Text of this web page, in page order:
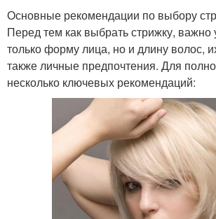
Основные рекомендации по выбору
Перед тем как выбрать стрижку, важно
только форму лица, но и длину волос,
также личные предпочтения. Для
несколько ключевых рекомендаций: